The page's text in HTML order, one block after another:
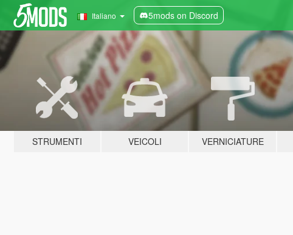
Italiano 5mods on Discord
STRUMENTI VEICOLI VERNICIATURE